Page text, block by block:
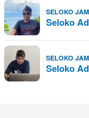
SELOKO
Seloko
SELOKO
Seloko